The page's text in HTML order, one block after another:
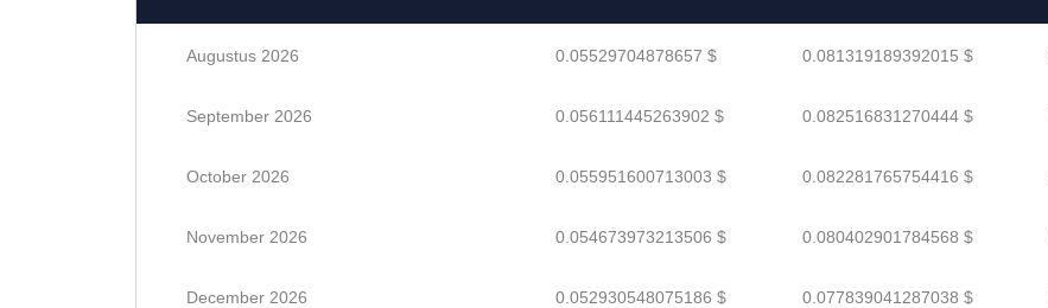
Augustus 2026 0.05529704878657 $ 0.081319189392015 $
September 2026 0.056111445263902 $ 0.082516831270444 $
October 2026 0.055951600713003 $ 0.082281765754416 $
November 2026 0.054673973213506 $ 0.080402901784568 $
December 2026 0.052930548075186 $ 0.077839041287038 $